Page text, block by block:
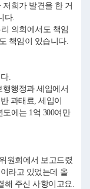
희가 발견을 한 거
다.
의회에서도 책임
책임이 있습니다.
.
행정과 세입에서
과태료, 세입이
도에는 1억 300여만
원회에서 보고드렸
라고 있었는데 올
해 주신 사항이고요.